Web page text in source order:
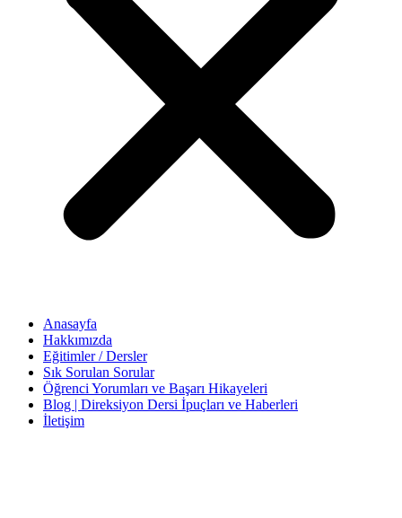
Anasayfa
Hakkımızda
Eğitimler / Dersler
Sık Sorulan Sorular
Öğrenci Yorumları ve Başarı Hikayeleri
Blog | Direksiyon Dersi İpuçları ve Haberleri
İletişim